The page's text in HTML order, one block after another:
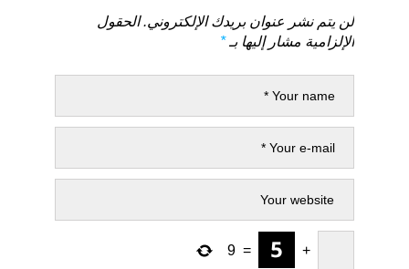
لن يتم نشر عنوان بريدك الإلكتروني. الحقول
الإلزامية مشار إليها بـ*
+
=
9